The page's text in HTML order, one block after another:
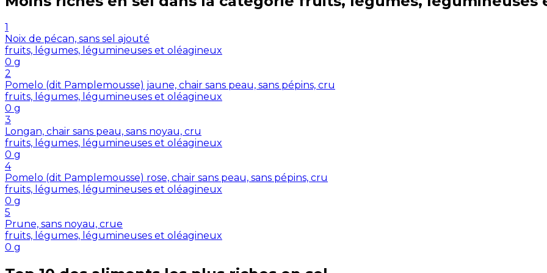
1
Noix de pécan, sans sel ajouté
fruits, légumes, légumineuses et oléagineux
0 g
2
Pomelo (dit Pamplemousse) jaune, chair sans peau, sans pépins, cru
fruits, légumes, légumineuses et oléagineux
0 g
3
Longan, chair sans peau, sans noyau, cru
fruits, légumes, légumineuses et oléagineux
0 g
4
Pomelo (dit Pamplemousse) rose, chair sans peau, sans pépins, cru
fruits, légumes, légumineuses et oléagineux
0 g
5
Prune, sans noyau, crue
fruits, légumes, légumineuses et oléagineux
0 g